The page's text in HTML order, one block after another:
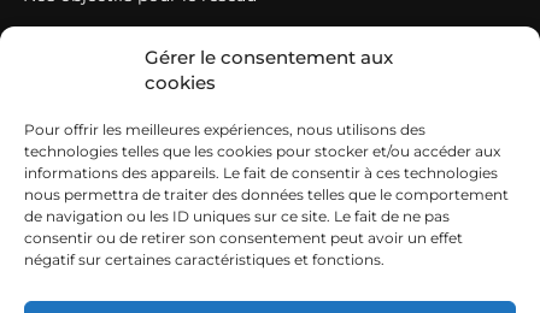
Gérer le consentement aux
cookies
Pour offrir les meilleures expériences, nous utilisons des
technologies telles que les cookies pour stocker et/ou accéder aux
informations des appareils. Le fait de consentir à ces technologies
nous permettra de traiter des données telles que le comportement
de navigation ou les ID uniques sur ce site. Le fait de ne pas
consentir ou de retirer son consentement peut avoir un effet
négatif sur certaines caractéristiques et fonctions.
Grille de tarification des cotisations et prestations
Qu’est-ce qu’une Cuma ?
Comment adhérer à une Cuma ?
L’EMPLOI EN CUMA
Des emplois variés